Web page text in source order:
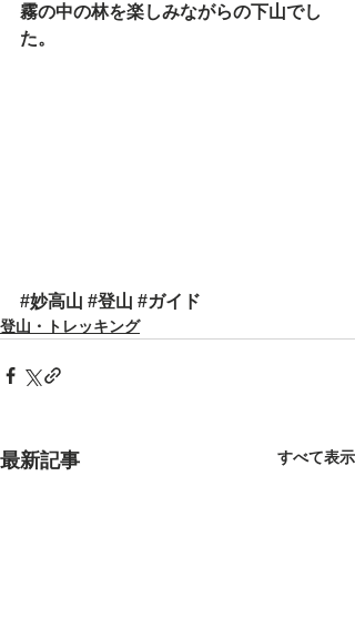
霧の中の林を楽しみながらの下山でし
た。
#妙高山 #登山 #ガイド
登山・トレッキング
最新記事 すべて表示